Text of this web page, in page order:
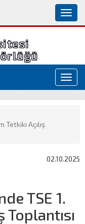
Tetkiki Açılış
02.10.2025
TSE 1.
Toplantısı